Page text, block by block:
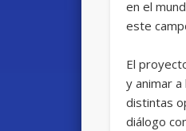
en el
este
El
y animar
distintas
diálogo